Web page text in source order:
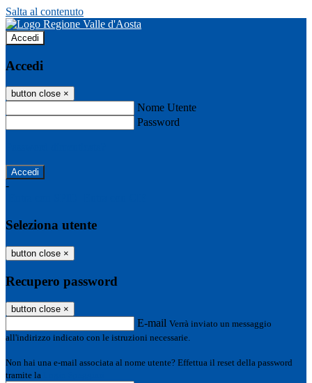
Salta al contenuto
Accedi
Accedi
button close ×
Nome Utente
Password
-
Seleziona utente
button close ×
Recupero password
button close ×
E-mail Verrà inviato un messaggio
all'indirizzo indicato con le istruzioni necessarie.
Non hai una e-mail associata al nome utente? Effettua il reset della password
tramite la